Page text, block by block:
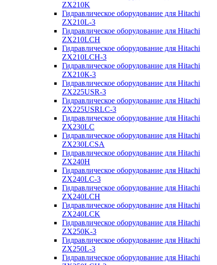
ZX210K
Гидравлическое оборудование для Hitachi
ZX210L-3
Гидравлическое оборудование для Hitachi
ZX210LCH
Гидравлическое оборудование для Hitachi
ZX210LCH-3
Гидравлическое оборудование для Hitachi
ZX210К-3
Гидравлическое оборудование для Hitachi
ZX225USR-3
Гидравлическое оборудование для Hitachi
ZX225USRLC-3
Гидравлическое оборудование для Hitachi
ZX230LC
Гидравлическое оборудование для Hitachi
ZX230LCSA
Гидравлическое оборудование для Hitachi
ZX240H
Гидравлическое оборудование для Hitachi
ZX240LC-3
Гидравлическое оборудование для Hitachi
ZX240LCH
Гидравлическое оборудование для Hitachi
ZX240LCK
Гидравлическое оборудование для Hitachi
ZX250K-3
Гидравлическое оборудование для Hitachi
ZX250L-3
Гидравлическое оборудование для Hitachi